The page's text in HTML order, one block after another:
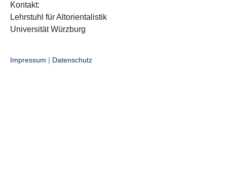
Kontakt:
Lehrstuhl für Altorientalistik
Universität Würzburg
Impressum | Datenschutz